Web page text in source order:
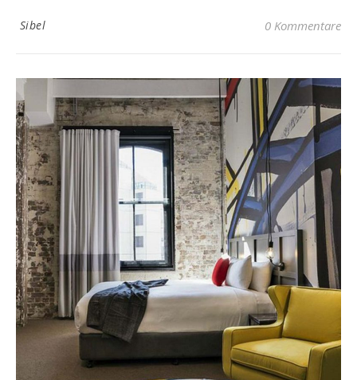
Sibel 0 Kommentare